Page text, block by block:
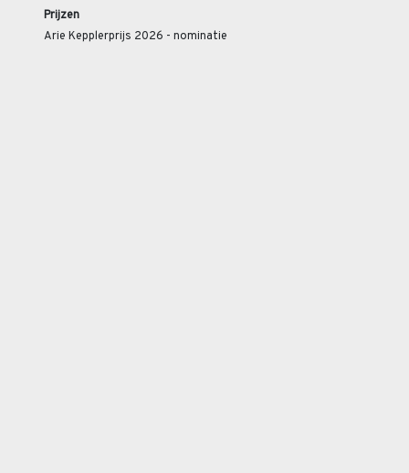
Prijzen
Arie Kepplerprijs 2026 - nominatie